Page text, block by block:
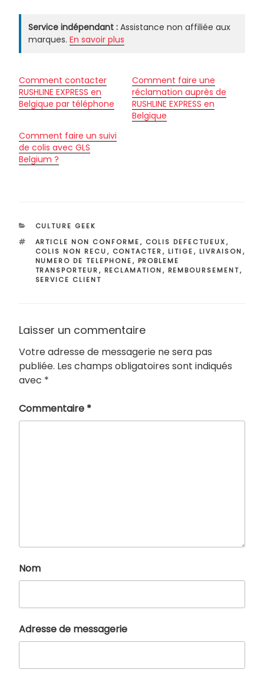
Service indépendant : Assistance non affiliée aux
marques. En savoir plus
Comment contacter
RUSHLINE EXPRESS en
Belgique par téléphone
Comment faire une
réclamation auprès de
RUSHLINE EXPRESS en
Belgique
Comment faire un suivi
de colis avec GLS
Belgium ?
CATÉGORIES
CULTURE GEEK
ÉTIQUETTES
ARTICLE NON CONFORME, COLIS DEFECTUEUX,
COLIS NON RECU, CONTACTER, LITIGE, LIVRAISON,
NUMERO DE TELEPHONE, PROBLEME
TRANSPORTEUR, RECLAMATION, REMBOURSEMENT,
SERVICE CLIENT
Laisser un commentaire
Votre adresse de messagerie ne sera pas
publiée. Les champs obligatoires sont indiqués
avec *
Commentaire *
Nom
Adresse de messagerie